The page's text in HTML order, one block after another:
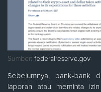
Sumber: federalreserve.gov
Sebelumnya, bank-bank
laporan atau meminta